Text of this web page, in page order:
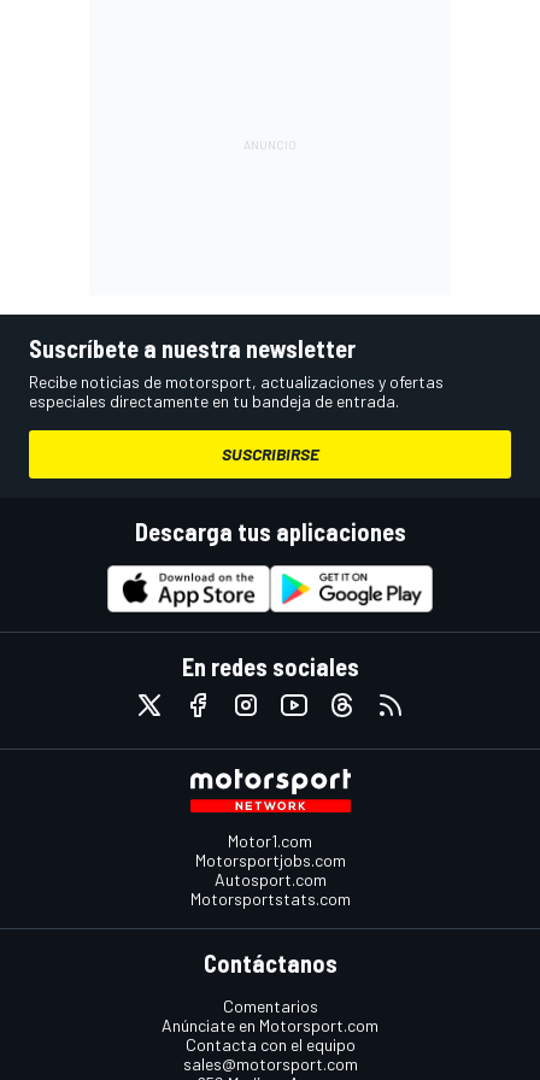
Suscríbete a nuestra newsletter
Recibe noticias de motorsport, actualizaciones y ofertas
especiales directamente en tu bandeja de entrada.
SUSCRIBIRSE
Descarga tus aplicaciones
En redes sociales
Motor1.com
Motorsportjobs.com
Autosport.com
Motorsportstats.com
Contáctanos
Comentarios
Anúnciate en Motorsport.com
Contacta con el equipo
sales@motorsport.com